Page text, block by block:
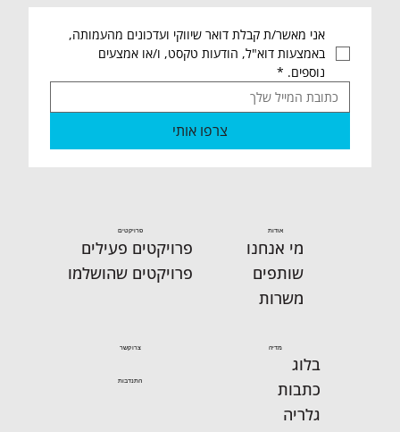
נוספים. *
צרפו אותי
אודות
מי אנחנו
שותפים
משרות
פרויקטים
פרויקטים פעילים
פרויקטים שהושלמו
מדיה
בלוג
כתבות
גלריה
התנדבות
צרו קשר